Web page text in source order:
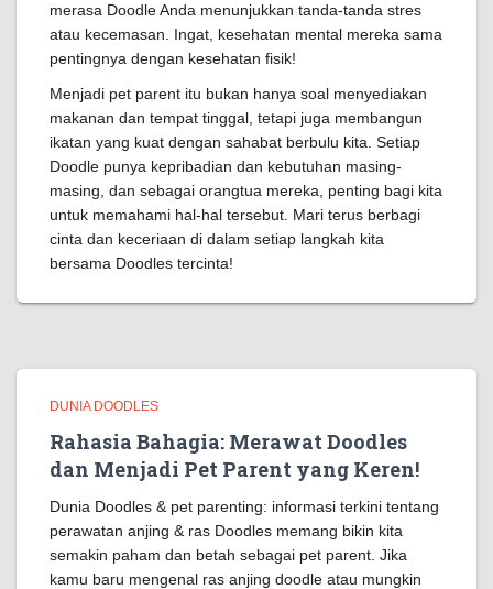
merasa Doodle Anda menunjukkan tanda-tanda stres
atau kecemasan. Ingat, kesehatan mental mereka sama
pentingnya dengan kesehatan fisik!
Menjadi pet parent itu bukan hanya soal menyediakan
makanan dan tempat tinggal, tetapi juga membangun
ikatan yang kuat dengan sahabat berbulu kita. Setiap
Doodle punya kepribadian dan kebutuhan masing-
masing, dan sebagai orangtua mereka, penting bagi kita
untuk memahami hal-hal tersebut. Mari terus berbagi
cinta dan keceriaan di dalam setiap langkah kita
bersama Doodles tercinta!
DUNIA DOODLES
Rahasia Bahagia: Merawat Doodles
dan Menjadi Pet Parent yang Keren!
Dunia Doodles & pet parenting: informasi terkini tentang
perawatan anjing & ras Doodles memang bikin kita
semakin paham dan betah sebagai pet parent. Jika
kamu baru mengenal ras anjing doodle atau mungkin